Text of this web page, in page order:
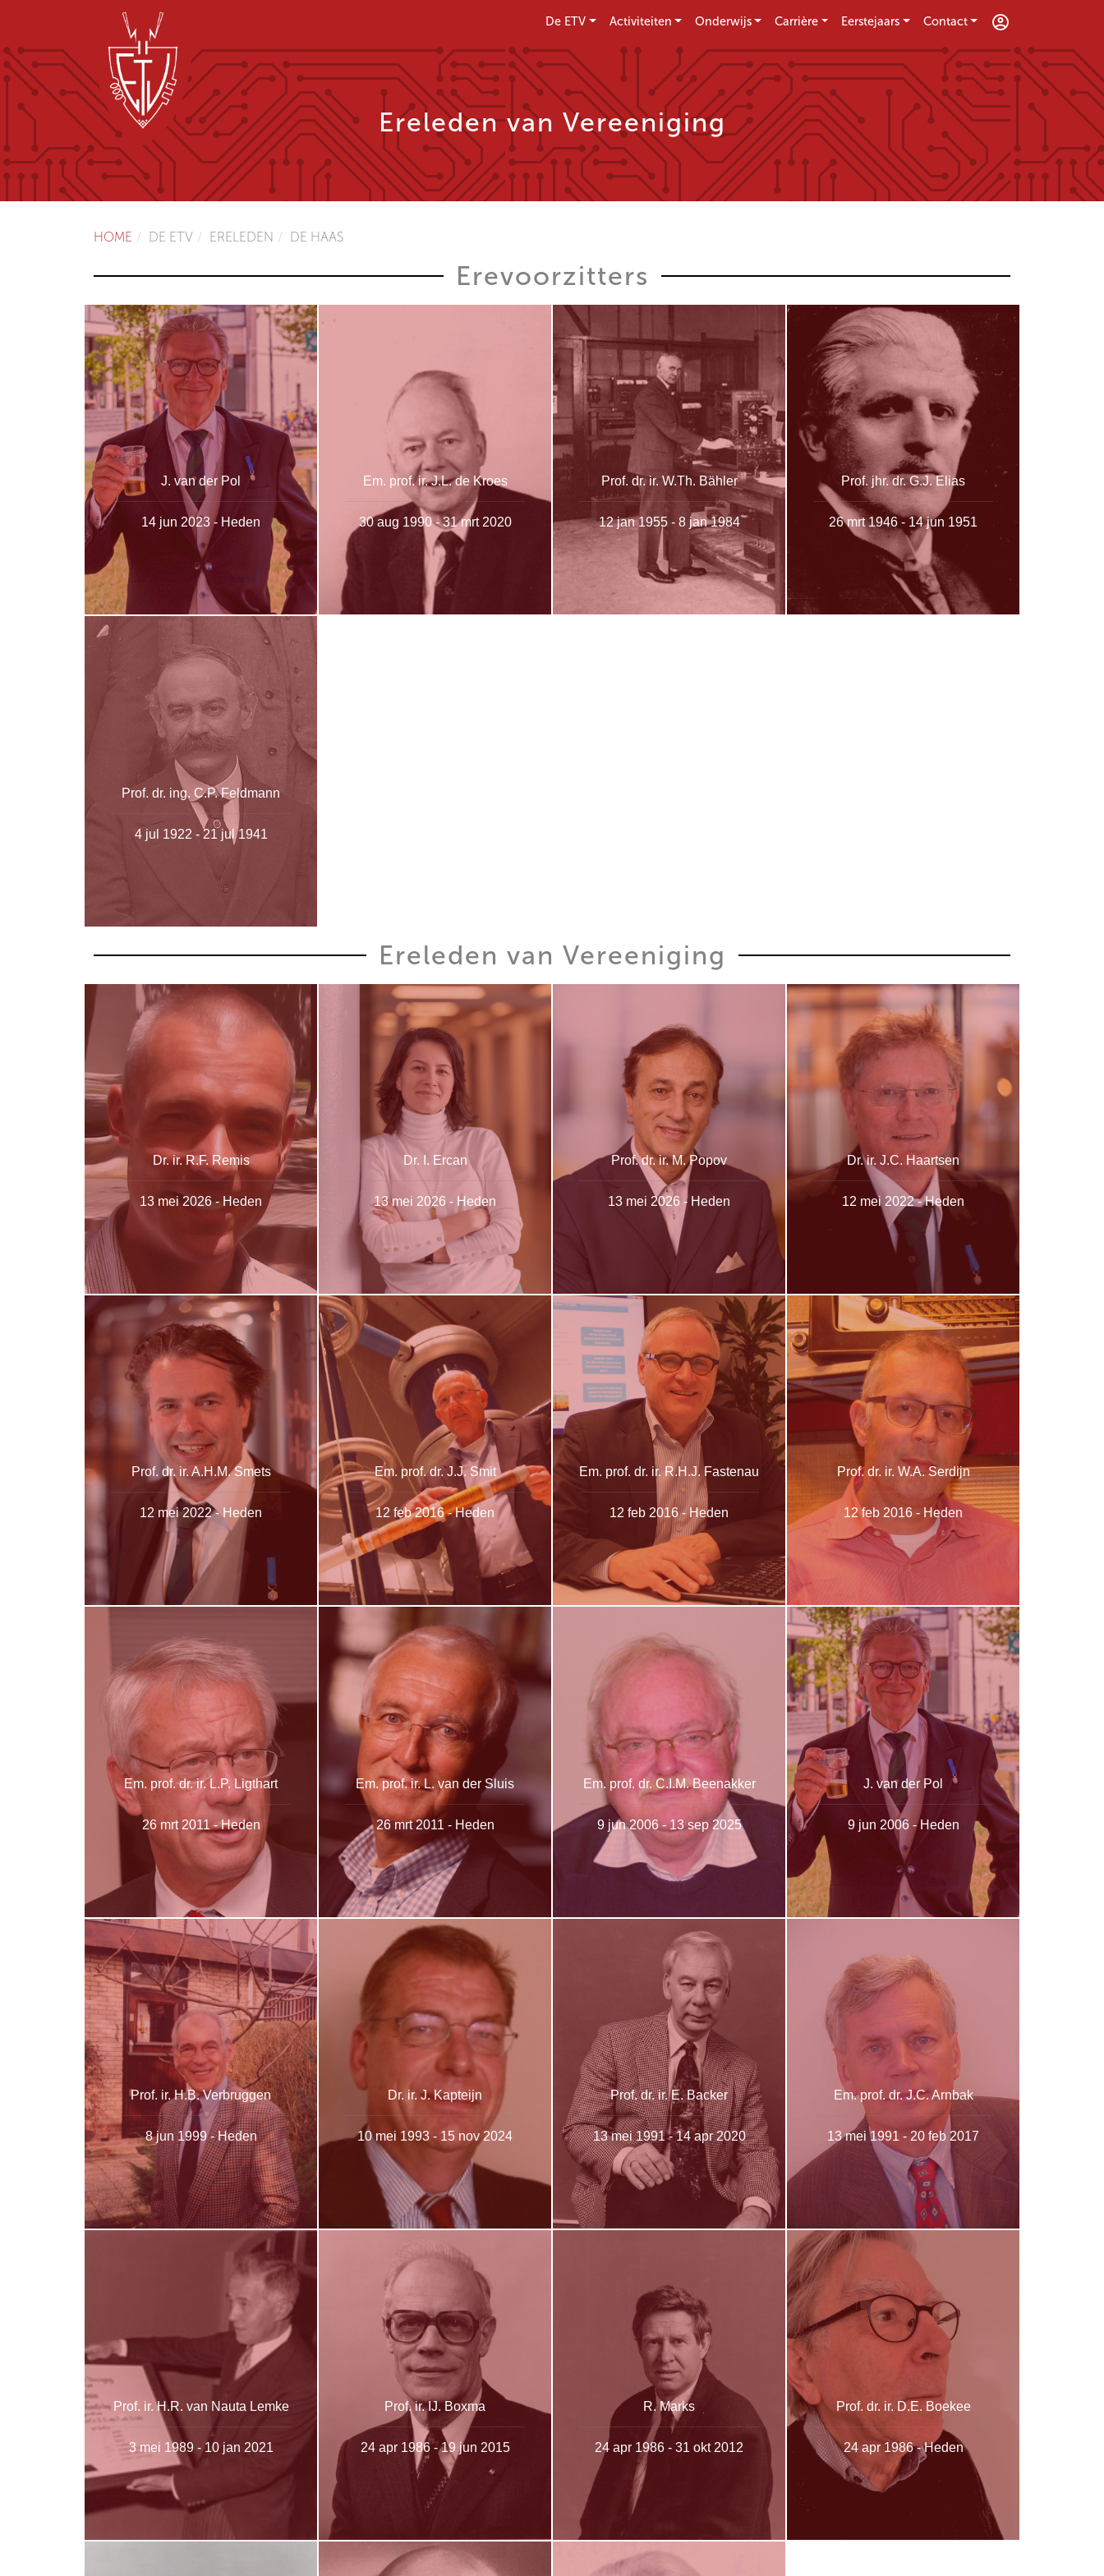
De ETV Activiteiten Onderwijs Carrière Eerstejaars Contact
Ereleden van Vereeniging
HOME DE ETV ERELEDEN DE HAAS
Erevoorzitters
J. van der Pol
14 jun 2023 - Heden
Em. prof. ir. J.L. de Kroes
30 aug 1990 - 31 mrt 2020
Prof. dr. ir. W.Th. Bähler
12 jan 1955 - 8 jan 1984
Prof. jhr. dr. G.J. Elias
26 mrt 1946 - 14 jun 1951
Prof. dr. ing. C.P. Feldmann
4 jul 1922 - 21 jul 1941
Ereleden van Vereeniging
Dr. ir. R.F. Remis
13 mei 2026 - Heden
Dr. I. Ercan
13 mei 2026 - Heden
Prof. dr. ir. M. Popov
13 mei 2026 - Heden
Dr. ir. J.C. Haartsen
12 mei 2022 - Heden
Prof. dr. ir. A.H.M. Smets
12 mei 2022 - Heden
Em. prof. dr. J.J. Smit
12 feb 2016 - Heden
Em. prof. dr. ir. R.H.J. Fastenau
12 feb 2016 - Heden
Prof. dr. ir. W.A. Serdijn
12 feb 2016 - Heden
Em. prof. dr. ir. L.P. Ligthart
26 mrt 2011 - Heden
Em. prof. ir. L. van der Sluis
26 mrt 2011 - Heden
Em. prof. dr. C.I.M. Beenakker
9 jun 2006 - 13 sep 2025
J. van der Pol
9 jun 2006 - Heden
Prof. ir. H.B. Verbruggen
8 jun 1999 - Heden
Dr. ir. J. Kapteijn
10 mei 1993 - 15 nov 2024
Prof. dr. ir. E. Backer
13 mei 1991 - 14 apr 2020
Em. prof. dr. J.C. Arnbak
13 mei 1991 - 20 feb 2017
Prof. ir. H.R. van Nauta Lemke
3 mei 1989 - 10 jan 2021
Prof. ir. IJ. Boxma
24 apr 1986 - 19 jun 2015
R. Marks
24 apr 1986 - 31 okt 2012
Prof. dr. ir. D.E. Boekee
24 apr 1986 - Heden